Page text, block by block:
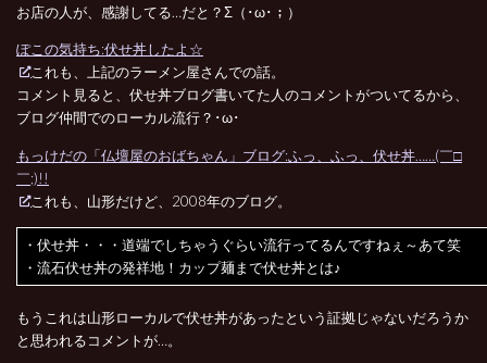
お店の人が、感謝してる…だと？Σ（･ω･；）
ぽこの気持ち:伏せ丼したよ☆
これも、上記のラーメン屋さんでの話。
コメント見ると、伏せ丼ブログ書いてた人のコメントがついてるから、
ブログ仲間でのローカル流行？･ω･
もっけだの「仏壇屋のおばちゃん」ブログ:ふっ、ふっ、伏せ丼……(￣□
￣;)!!
これも、山形だけど、2008年のブログ。
・伏せ丼・・・道端でしちゃうぐらい流行ってるんですねぇ～あて笑
・流石伏せ丼の発祥地！カップ麺まで伏せ丼とは♪
もうこれは山形ローカルで伏せ丼があったという証拠じゃないだろうか
と思われるコメントが…。